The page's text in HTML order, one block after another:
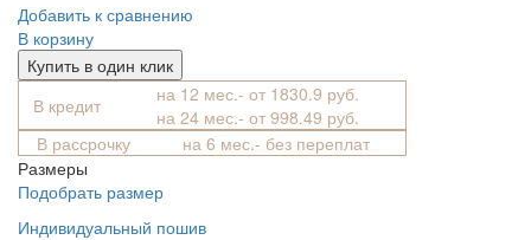
Добавить к сравнению
В корзину
Купить в один клик
В кредит
на 12 мес.- от 1830.9 руб.
на 24 мес.- от 998.49 руб.
В рассрочку
на 6 мес.- без переплат
Размеры
Подобрать размер
Индивидуальный пошив